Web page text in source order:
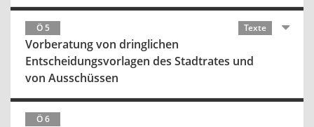
Ö 5 Texte
Vorberatung von dringlichen
Entscheidungsvorlagen des Stadtrates und
von Ausschüssen
Ö 6